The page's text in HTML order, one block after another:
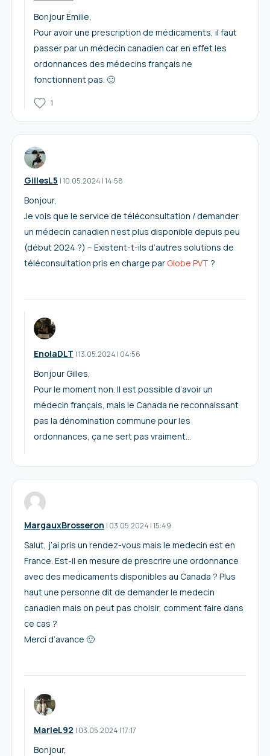
Bonjour Émilie,
Pour avoir une prescription de médicaments, il faut
passer par un médecin canadien car en effet les
ordonnances des médecins français ne
fonctionnent pas. 🙂
1
GillesL5 I10.05.2024 |14:58
Bonjour,
Je vois que le service de téléconsultation / demander
un médecin canadien n’est plus disponible depuis peu
(début 2024 ?) – Existent-t-ils d’autres solutions de
téléconsultation pris en charge par Globe PVT ?
EnolaDLT I13.05.2024 | 04:56
Bonjour Gilles,
Pour le moment non. Il est possible d’avoir un
médecin français, mais le Canada ne reconnaissant
pas la dénomination commune pour les
ordonnances, ça ne sert pas vraiment…
MargauxBrosseron I 03.05.2024 |15:49
Salut, j’ai pris un rendez-vous mais le medecin est en
France. Est-il en mesure de prescrire une ordonnance
avec des medicaments disponibles au Canada ? Plus
haut une personne dit de demander le medecin
canadien mais on peut pas choisir, comment faire dans
ce cas ?
Merci d’avance 🙂
MarieL92 I 03.05.2024 |17:17
Bonjour,